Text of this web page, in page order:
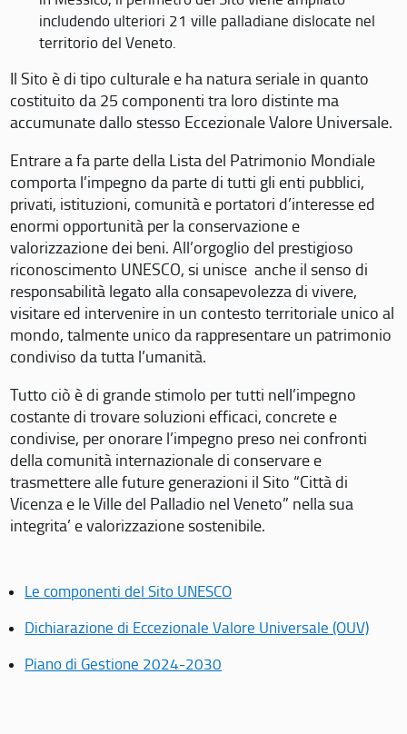
includendo ulteriori 21 ville palladiane dislocate nel
territorio del Veneto.
Il Sito è di tipo culturale e ha natura seriale in quanto
costituito da 25 componenti tra loro distinte ma
accumunate dallo stesso Eccezionale Valore Universale.
Entrare a fa parte della Lista del Patrimonio Mondiale
comporta l’impegno da parte di tutti gli enti pubblici,
privati, istituzioni, comunità e portatori d’interesse ed
enormi opportunità per la conservazione e
valorizzazione dei beni. All’orgoglio del prestigioso
riconoscimento UNESCO, si unisce anche il senso di
responsabilità legato alla consapevolezza di vivere,
visitare ed intervenire in un contesto territoriale unico al
mondo, talmente unico da rappresentare un patrimonio
condiviso da tutta l’umanità.
Tutto ciò è di grande stimolo per tutti nell’impegno
costante di trovare soluzioni efficaci, concrete e
condivise, per onorare l’impegno preso nei confronti
della comunità internazionale di conservare e
trasmettere alle future generazioni il Sito “Città di
Vicenza e le Ville del Palladio nel Veneto” nella sua
integrita’ e valorizzazione sostenibile.
Le componenti del Sito UNESCO
Dichiarazione di Eccezionale Valore Universale (OUV)
Piano di Gestione 2024-2030